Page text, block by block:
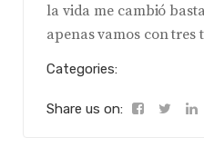
la vida me cambió
apenas vamos con tres
Categories:
Share us on: